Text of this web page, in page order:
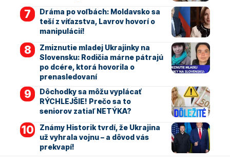
Dráma po voľbách: Moldavsko sa
teší z víťazstva, Lavrov hovorí o
manipulácií!
Zmiznutie mladej Ukrajinky na
Slovensku: Rodičia márne pátrajú
po dcére, ktorá hovorila o
prenasledovaní
Dôchodky sa môžu vyplácať
RÝCHLEJŠIE! Prečo sa to
seniorov zatiaľ NETÝKA?
Známy Historik tvrdí, že Ukrajina
už vyhrala vojnu – a dôvod vás
prekvapí!